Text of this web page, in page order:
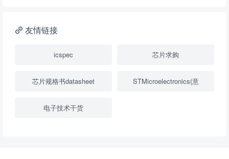
降压转换器（继承开关）
USB隔离器 1
友情链接
icspec 芯片求购
芯片规格书datasheet STMicroelectronics(意
电子技术干货